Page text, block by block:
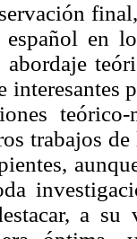
en
abordaje
trabajos
a su